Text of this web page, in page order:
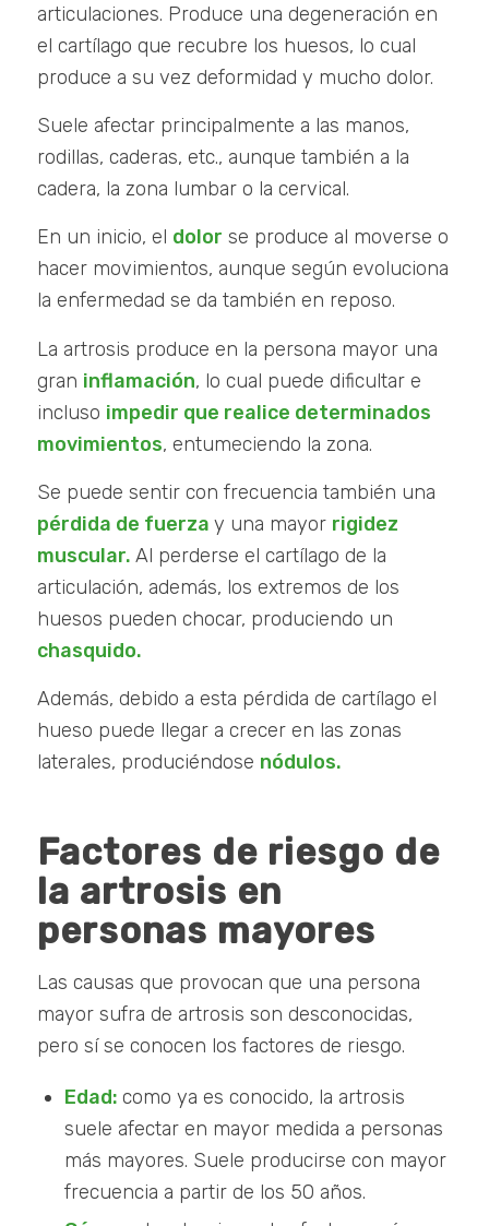
articulaciones. Produce una degeneración en
el cartílago que recubre los huesos, lo cual
produce a su vez deformidad y mucho dolor.
Suele afectar principalmente a las manos,
rodillas, caderas, etc., aunque también a la
cadera, la zona lumbar o la cervical.
En un inicio, el dolor se produce al moverse o
hacer movimientos, aunque según evoluciona
la enfermedad se da también en reposo.
La artrosis produce en la persona mayor una
gran inflamación, lo cual puede dificultar e
incluso impedir que realice determinados
movimientos, entumeciendo la zona.
Se puede sentir con frecuencia también una
pérdida de fuerza y una mayor rigidez
muscular. Al perderse el cartílago de la
articulación, además, los extremos de los
huesos pueden chocar, produciendo un
chasquido.
Además, debido a esta pérdida de cartílago el
hueso puede llegar a crecer en las zonas
laterales, produciéndose nódulos.
Factores de riesgo de
la artrosis en
personas mayores
Las causas que provocan que una persona
mayor sufra de artrosis son desconocidas,
pero sí se conocen los factores de riesgo.
Edad: como ya es conocido, la artrosis
suele afectar en mayor medida a personas
más mayores. Suele producirse con mayor
frecuencia a partir de los 50 años.